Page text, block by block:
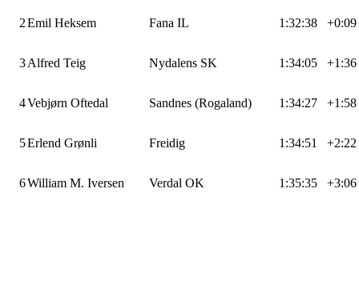
2Emil Heksem Fana IL 1:32:38 +0:09
3Alfred Teig Nydalens SK 1:34:05 +1:36
4Vebjørn Oftedal Sandnes (Rogaland) 1:34:27 +1:58
5Erlend Grønli Freidig 1:34:51 +2:22
6William M. Iversen Verdal OK 1:35:35 +3:06